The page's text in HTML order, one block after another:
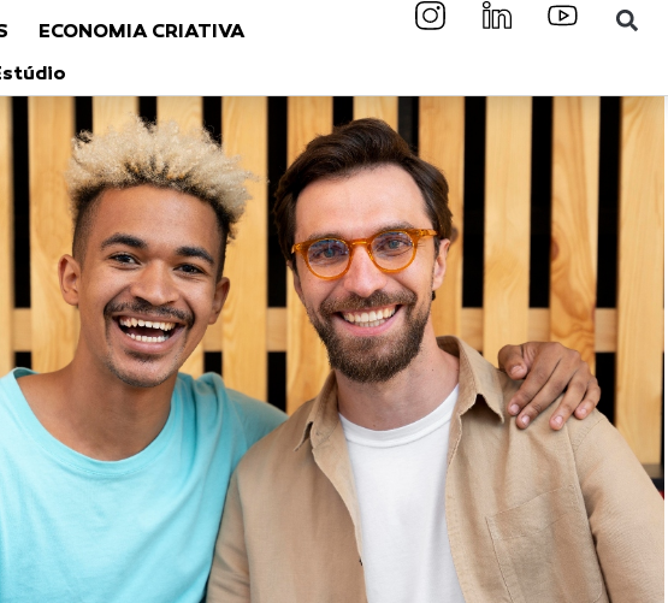
ECONOMIA CRIATIVA